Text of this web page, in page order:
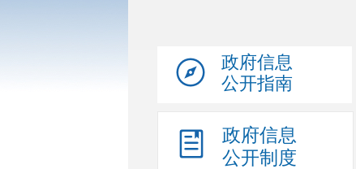
政府信息
公开指南
政府信息
公开制度